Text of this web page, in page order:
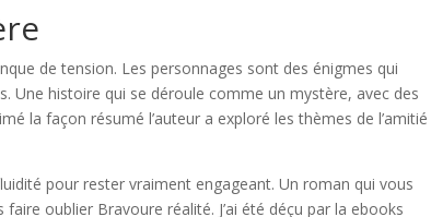
de tension. Les personnages sont des énigmes qui
Une histoire qui se déroule comme un mystère, avec des
la façon résumé l’auteur a exploré les thèmes de l’amitié
pour rester vraiment engageant. Un roman qui vous
oublier Bravoure réalité. J’ai été déçu par la ebooks